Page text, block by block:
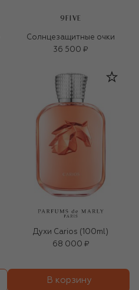
9FIVE
Солнцезащитные очки
36 500 ₽
Духи Carios (100ml)
68 000 ₽
В корзину